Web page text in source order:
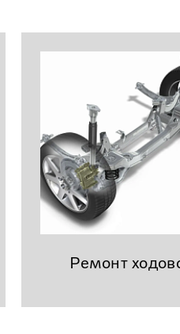
Ремонт